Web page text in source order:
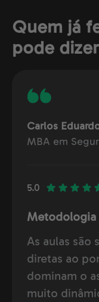
Quem já
pode dizer
Carlos
MBA em
5.0
Metodologia
As aulas são
diretas ao
dominam o
muito